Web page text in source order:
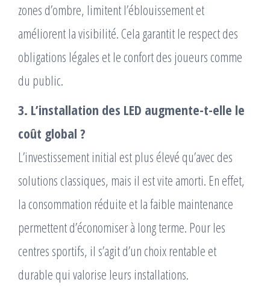
zones d’ombre, limitent l’éblouissement et
améliorent la visibilité. Cela garantit le respect des
obligations légales et le confort des joueurs comme
du public.
3. L’installation des LED augmente-t-elle le
coût global ?
L’investissement initial est plus élevé qu’avec des
solutions classiques, mais il est vite amorti. En effet,
la consommation réduite et la faible maintenance
permettent d’économiser à long terme. Pour les
centres sportifs, il s’agit d’un choix rentable et
durable qui valorise leurs installations.